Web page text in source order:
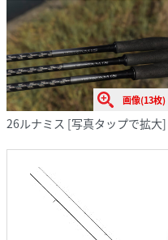
画像(13枚)
26ルナミス [写真タップで拡大]